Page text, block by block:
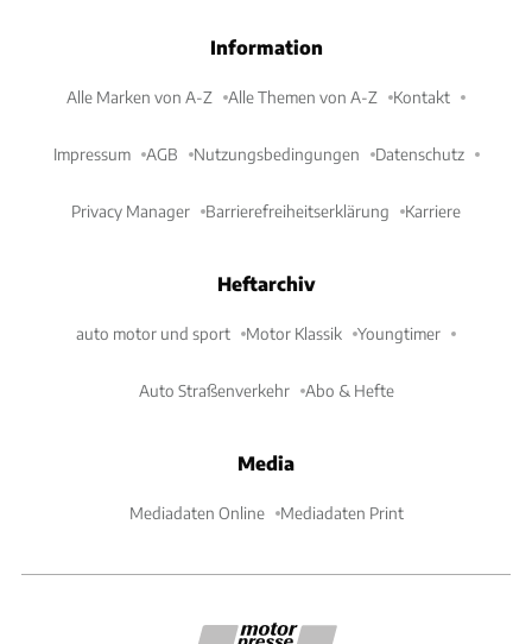
Information
Alle Marken von A-Z Alle Themen von A-Z Kontakt
Impressum AGB Nutzungsbedingungen Datenschutz
Privacy Manager Barrierefreiheitserklärung Karriere
Heftarchiv
auto motor und sport Motor Klassik Youngtimer
Auto Straßenverkehr Abo & Hefte
Media
Mediadaten Online Mediadaten Print